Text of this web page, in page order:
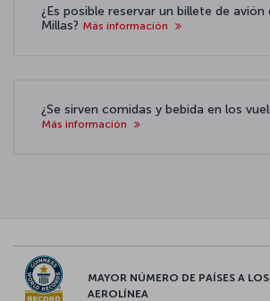
¿Es posible reservar un billete de avión
Millas? Más información
¿Se sirven comidas y bebida en los
Más información
MAYOR NÚMERO DE PAÍSES A
AEROLÍNEA